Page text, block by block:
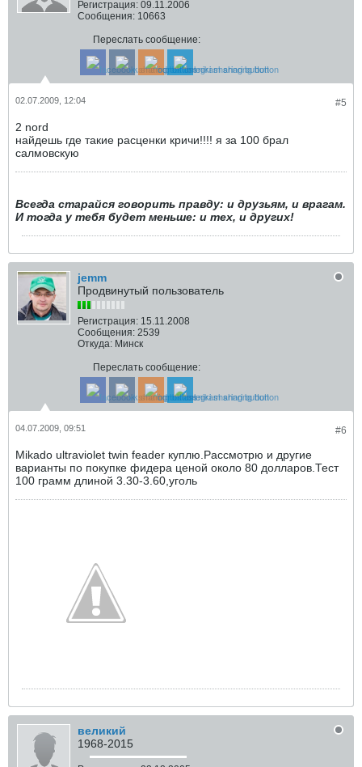
Регистрация: 09.11.2006
Сообщения: 10663
Переслать сообщение:
#5
02.07.2009, 12:04
2 nord
найдешь где такие расценки кричи!!!! я за 100 брал
салмовскую
Всегда старайся говорить правду: и друзьям, и врагам.
И тогда у тебя будет меньше: и тех, и других!
jemm
Продвинутый пользователь
Регистрация: 15.11.2008
Сообщения: 2539
Откуда: Минск
Переслать сообщение:
#6
04.07.2009, 09:51
Mikado ultraviolet twin feader куплю.Рассмотрю и другие
варианты по покупке фидера ценой около 80 долларов.Тест
100 грамм длиной 3.30-3.60,уголь
великий
1968-2015